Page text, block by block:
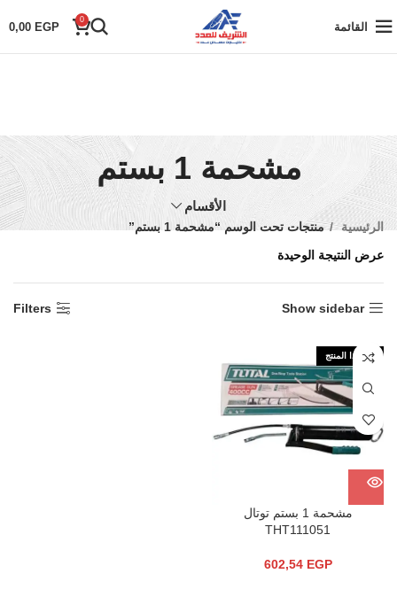
القائمة
0
0,00 EGP
مشحمة 1 بستم
الأقسام
الرئيسية
منتجات تحت الوسم “مشحمة 1 بستم”
عرض النتيجة الوحيدة
Show sidebar
Filters
نفذ هذا المنتج
مشحمة 1 بستم توتال
THT111051
602,54 EGP